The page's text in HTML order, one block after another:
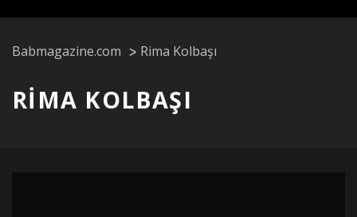
Babmagazine.com Rima Kolbaşı
RIMA KOLBAŞI